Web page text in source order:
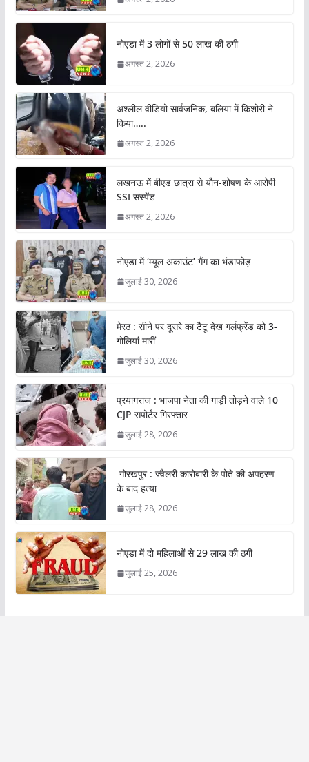
नोएडा में 3 लोगों से 50 लाख की ठगी
अगस्त 2, 2026
अश्लील वीडियो सार्वजनिक, बलिया में किशोरी ने
किया…..
अगस्त 2, 2026
लखनऊ में बीएड छात्रा से यौन-शोषण के आरोपी
SSI सस्पेंड
अगस्त 2, 2026
नोएडा में ‘म्यूल अकाउंट’ गैंग का भंडाफोड़
जुलाई 30, 2026
मेरठ : सीने पर दूसरे का टैटू देख गर्लफ्रेंड को 3-
गोलियां मारीं
जुलाई 30, 2026
प्रयागराज : भाजपा नेता की गाड़ी तोड़ने वाले 10
CJP सपोर्टर गिरफ्तार
जुलाई 28, 2026
गोरखपुर : ज्वैलरी कारोबारी के पोते की अपहरण
के बाद हत्या
जुलाई 28, 2026
नोएडा में दो महिलाओं से 29 लाख की ठगी
जुलाई 25, 2026